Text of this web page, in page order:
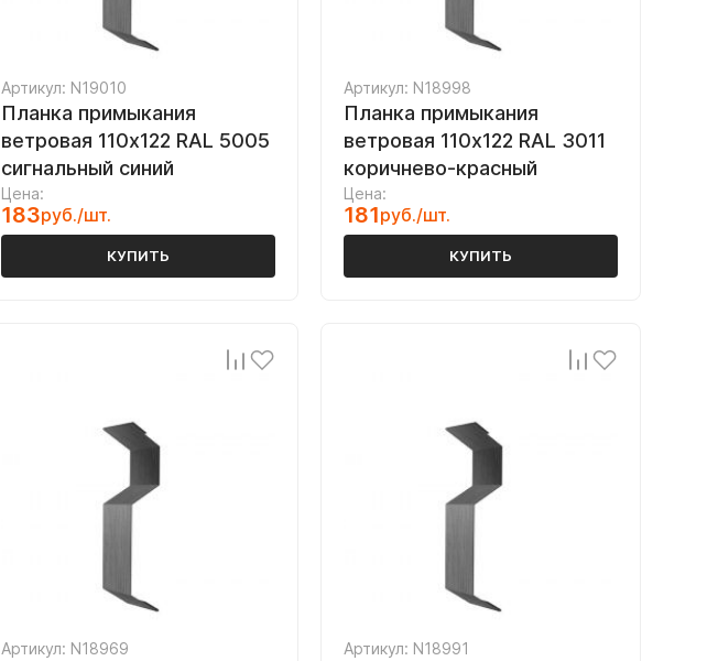
Артикул: N19010
Планка примыкания
ветровая 110х122 RAL 5005
сигнальный синий
Цена:
183руб./шт.
КУПИТЬ
Артикул: N18998
Планка примыкания
ветровая 110х122 RAL 3011
коричнево-красный
Цена:
181руб./шт.
КУПИТЬ
Артикул: N18969 Артикул: N18991